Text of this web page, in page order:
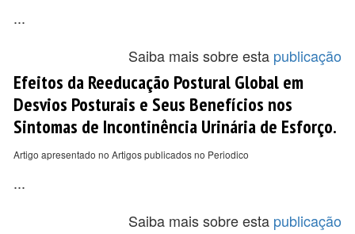
...
Saiba mais sobre esta publicação
Efeitos da Reeducação Postural Global em
Desvios Posturais e Seus Benefícios nos
Sintomas de Incontinência Urinária de Esforço.
Artigo apresentado no Artigos publicados no Periodico
...
Saiba mais sobre esta publicação